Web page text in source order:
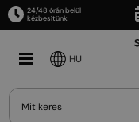
24/48 órán belül
kézbesítünk
HU